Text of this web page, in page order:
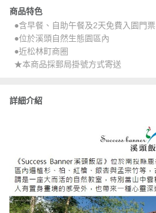
商品特色
●含早餐、自助午餐及2天免費入園門票
●位於溪頭自然生態園區內
●近松林町商圈
★本商品採郵局掛號方式寄送
詳細介紹